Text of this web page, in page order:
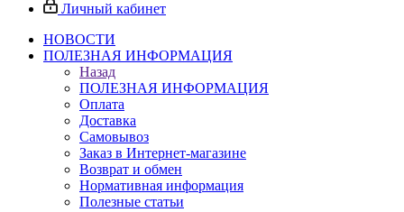
Личный кабинет
НОВОСТИ
ПОЛЕЗНАЯ ИНФОРМАЦИЯ
Назад
ПОЛЕЗНАЯ ИНФОРМАЦИЯ
Оплата
Доставка
Самовывоз
Заказ в Интернет-магазине
Возврат и обмен
Нормативная информация
Полезные статьи